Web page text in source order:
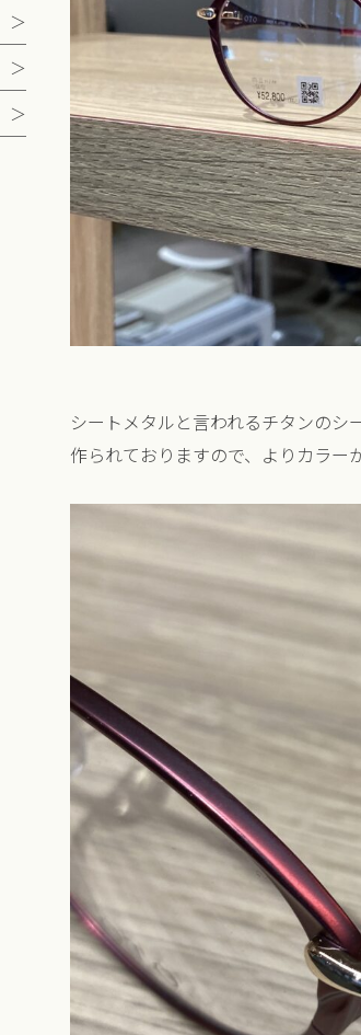
シートメタルと言われるチタンのシ
作られておりますので、よりカラー